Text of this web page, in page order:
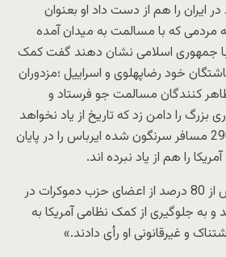
ایران را هم از دست داد او بعنوان
مردمی که با مسالمت به میدان آمده
با جمهوری اسلامی نشان دهند گفت کمک
خود رضاپهلوی و اسراییل ؛مزدوران
کنندگان مسالمت جو فرستاد و
بزرگ را دامن زد که تاریخ از یاد نخواهد
برد. بگویم که مردم داغ290 مسافر سرنگون شده ایرباس را در پایان
را هم از یاد نبرده اند.
سندرز گفت: «امروز بیش از 80 درصد از اعضای حزب دموکرات در
و به جلوگیری از کمک نظامی آمریکا به
و غیرقانونی او رأی دادند.»